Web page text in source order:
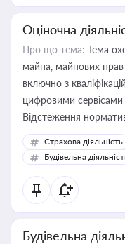
Оціночна
Про що тема: Тема
майна, майнових прав
включно з
цифровими сервісами
Відстеження
корисне для власника
бухгалтера під час
державного майна,
статусу суб'єктів
Страхова діяльність
Будівельна
Будівельна